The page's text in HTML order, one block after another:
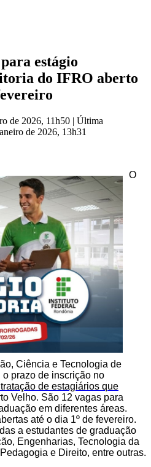
estágio
do IFRO aberto
de 2026, 11h50 | Última
de 2026, 13h31
O
Ciência e Tecnologia de
prazo de inscrição no
de estagiários que
Velho. São 12 vagas para
em diferentes áreas.
até o dia 1º de fevereiro.
a estudantes de graduação
Engenharias, Tecnologia da
e Direito, entre outras.